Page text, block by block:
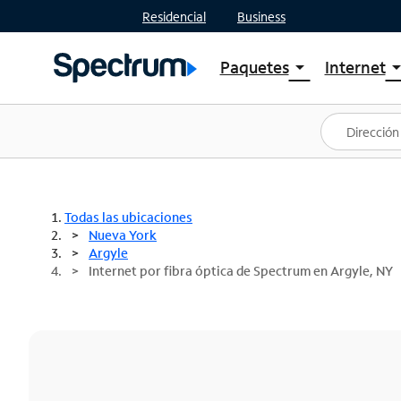
Residencial Business
Paquetesarrow_drop_down
Ver paquetes
Spectrum One
Mejores ofertas
Internetarrow_drop_down
Planes
Todas las ubicaciones
Nueva York
Argyle
Internet por fibra óptica de Spectrum en Argyle, NY